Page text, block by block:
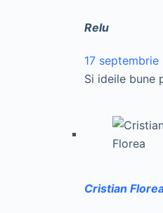
Relu
17 septembrie
Si ideile bune
Cristian